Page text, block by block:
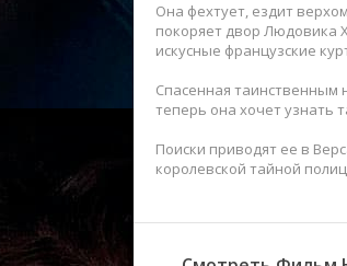
Она фехтует, ездит
покоряет двор Людовика
искусные французские
Спасенная таинственным
теперь она хочет узнать
Поиски приводят ее в
королевской тайной